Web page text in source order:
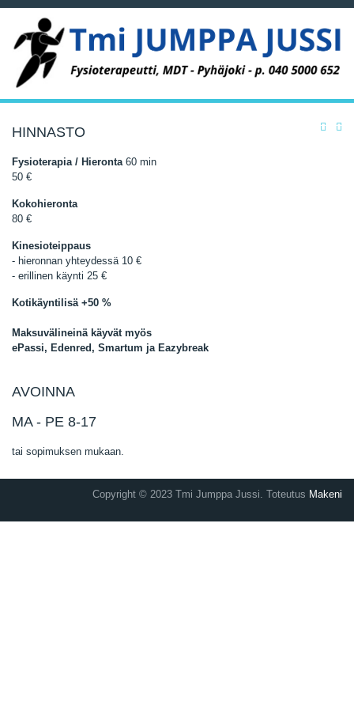
HINNASTO
Fysioterapia / Hieronta 60 min
50 €
Kokohieronta
80 €
Kinesioteippaus
- hieronnan yhteydessä 10 €
- erillinen käynti 25 €
Kotikäyntilisä +50 %
Maksuvälineinä käyvät myös
ePassi, Edenred, Smartum ja Eazybreak
AVOINNA
MA - PE 8-17
tai sopimuksen mukaan.
Copyright © 2023 Tmi Jumppa Jussi. Toteutus Makeni